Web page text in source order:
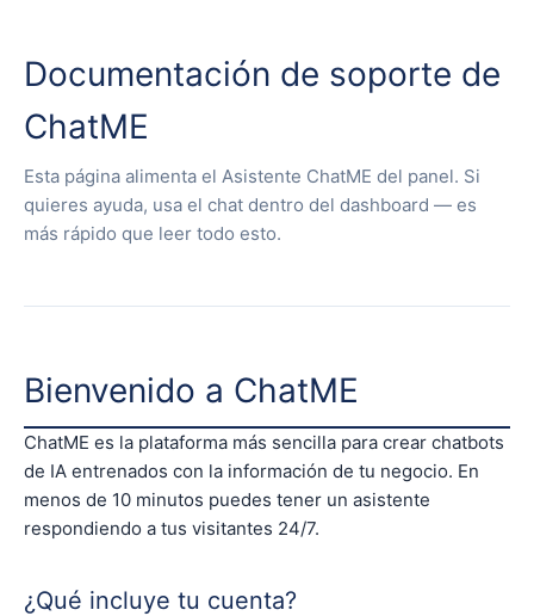
Documentación de soporte de
ChatME
Esta página alimenta el Asistente ChatME del panel. Si
quieres ayuda, usa el chat dentro del dashboard — es
más rápido que leer todo esto.
Bienvenido a ChatME
ChatME es la plataforma más sencilla para crear chatbots
de IA entrenados con la información de tu negocio. En
menos de 10 minutos puedes tener un asistente
respondiendo a tus visitantes 24/7.
¿Qué incluye tu cuenta?